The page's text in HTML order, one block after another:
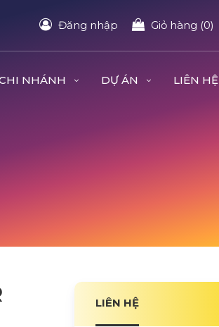
Đăng nhập Giỏ hàng (0)
NHÁNH DỰ ÁN LIÊN HỆ
LIÊN HỆ